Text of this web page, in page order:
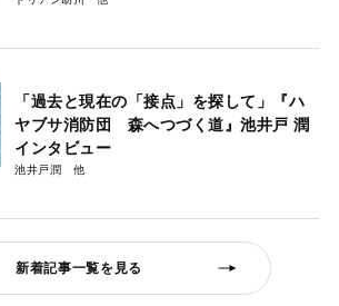
「過去と現在の「接点」を探して」『ハ
ヤブサ消防団 森へつづく道』池井戸 潤
インタビュー
池井戸潤
新着記事一覧を見る